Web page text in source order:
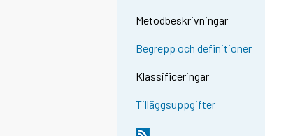
Metodbeskrivningar
Begrepp och definitioner
Klassificeringar
Tilläggsuppgifter